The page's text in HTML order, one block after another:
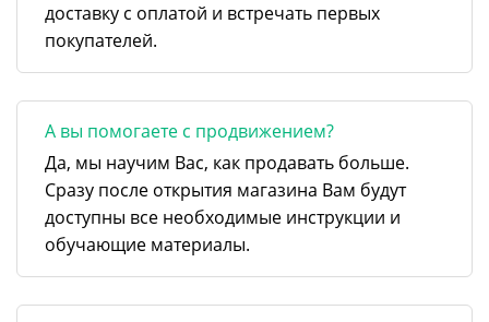
доставку с оплатой и встречать первых
покупателей.
А вы помогаете с продвижением?
Да, мы научим Вас, как продавать больше.
Сразу после открытия магазина Вам будут
доступны все необходимые инструкции и
обучающие материалы.